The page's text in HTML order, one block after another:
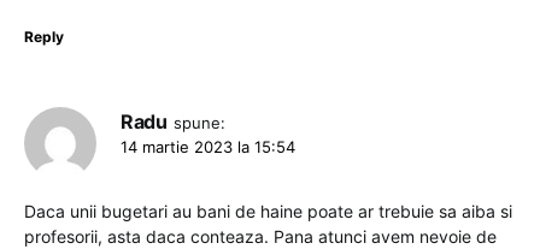
Reply
Radu spune:
14 martie 2023 la 15:54
Daca unii bugetari au bani de haine poate ar trebuie sa aiba si
profesorii, asta daca conteaza. Pana atunci avem nevoie de